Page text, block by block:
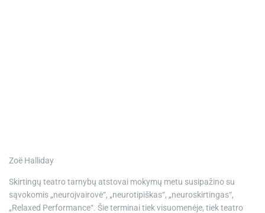
Zoë Halliday
Skirtingų teatro tarnybų atstovai mokymų metu susipažino su
sąvokomis „neuroįvairovė“, „neurotipiškas“, „neuroskirtingas“,
„Relaxed Performance“. Šie terminai tiek visuomenėje, tiek teatro